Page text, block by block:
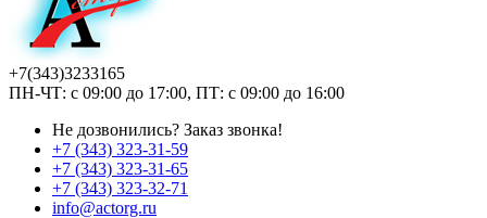
+7(343)3233165
ПН-ЧТ: с 09:00 до 17:00, ПТ: с 09:00 до 16:00
Не дозвонились? Заказ звонка!
+7 (343) 323-31-59
+7 (343) 323-31-65
+7 (343) 323-32-71
info@actorg.ru